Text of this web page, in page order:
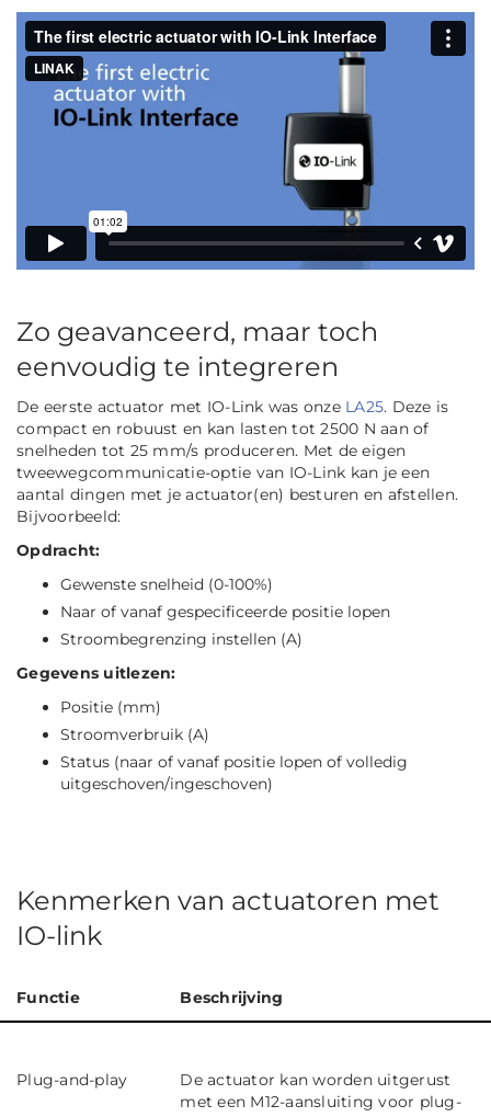
Zo geavanceerd, maar toch
eenvoudig te integreren
De eerste actuator met IO-Link was onze LA25. Deze is
compact en robuust en kan lasten tot 2500 N aan of
snelheden tot 25 mm/s produceren. Met de eigen
tweewegcommunicatie-optie van IO-Link kan je een
aantal dingen met je actuator(en) besturen en afstellen.
Bijvoorbeeld:
Opdracht:
Gewenste snelheid (0-100%)
Naar of vanaf gespecificeerde positie lopen
Stroombegrenzing instellen (A)
Gegevens uitlezen:
Positie (mm)
Stroomverbruik (A)
Status (naar of vanaf positie lopen of volledig
uitgeschoven/ingeschoven)
Kenmerken van actuatoren met
IO-link
Functie Beschrijving
Plug-and-play
De actuator kan worden uitgerust
met een M12-aansluiting voor plug-